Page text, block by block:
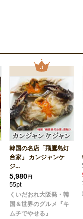
韓国の名店「飛鷹島灯
台家」 カンジャンケ
ジ...
5,980円
55pt
くいだおれ大阪発・韓
国＆世界のグルメ『キ
ムチでやせる』